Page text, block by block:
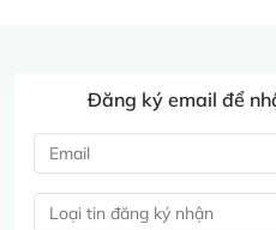
Đăng ký email để
Loại tin đăng ký nhận